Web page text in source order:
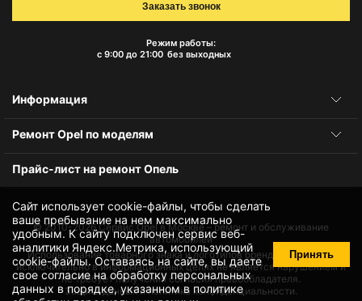
Сайт использует cookie-файлы, чтобы сделать
ваше пребывание на нем максимально
удобным. К cайту подключен сервис веб-
аналитики Яндекс.Метрика, использующий
cookie-файлы. Оставаясь на сайте, вы даете
своесогласие на обработку персональных
данных в порядке, указанном в политике
Принять
Режим работы:
с 9:00 до 21:00 без выходных
Заказать звонок
Информация
Ремонт Opel по моделям
Прайс-лист на ремонт Опель
© 2010-2026Сервис Opel в Москве – ремонт и обслуживание
автомобилей
Использование товарного знака и логотипов бренда происходит
исключительно в информационных целях не является нарушением и
не требует получения согласия правообладателя.
Защита данных и политика конфиденциальности.